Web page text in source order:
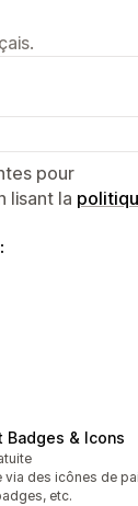
pour
lisant la
Badges & Icons
5
via des icônes de
etc.